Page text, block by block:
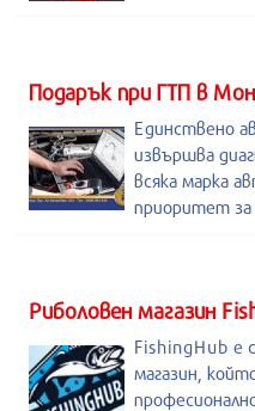
Подарък при ГТП в
Единствено
извършва
всяка марка
приоритет
Риболовен магазин
FishingHub е
магазин,